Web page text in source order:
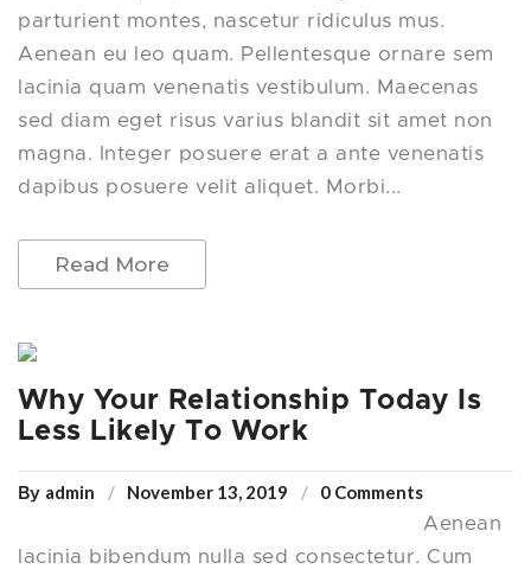
parturient montes, nascetur ridiculus mus.
Aenean eu leo quam. Pellentesque ornare sem
lacinia quam venenatis vestibulum. Maecenas
sed diam eget risus varius blandit sit amet non
magna. Integer posuere erat a ante venenatis
dapibus posuere velit aliquet. Morbi...
Read More
Why Your Relationship Today Is
Less Likely To Work
By admin November 13, 2019 0 Comments
Aenean
lacinia bibendum nulla sed consectetur. Cum